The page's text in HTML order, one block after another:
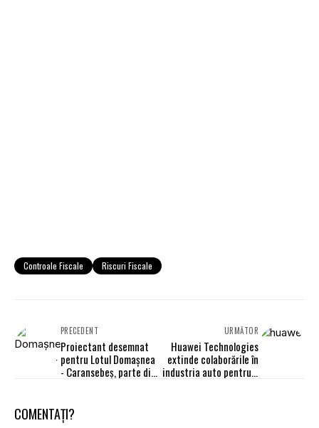
Controale Fiscale Riscuri Fiscale
PRECEDENT
Proiectant desemnat
pentru Lotul Domașnea
- Caransebeș, parte din
URMĂTOR
Huawei Technologies
extinde colaborările în
industria auto pentru a
COMENTAȚI?